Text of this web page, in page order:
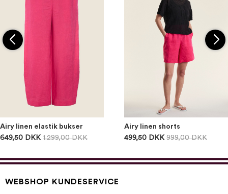
Airy linen elastik bukser
649,50 DKK 1.299,00 DKK
Airy linen shorts
499,50 DKK 999,00 DKK
WEBSHOP KUNDESERVICE